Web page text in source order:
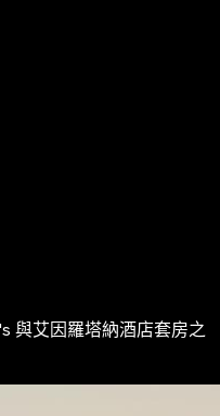
與艾因羅塔納酒店套房之